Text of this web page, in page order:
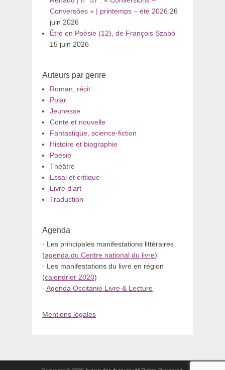
Conversões » | printemps – été 2026 26
juin 2026
Être en Poésie (12), de François Szabó
15 juin 2026
Auteurs par genre
Roman, récit
Polar
Jeunesse
Conte et nouvelle
Fantastique, science-fiction
Histoire et biographie
Poésie
Théâtre
Essai et critique
Livre d’art
Traduction
Agenda
- Les principales manifestations littéraires
(agenda du Centre national du livre)
- Les manifestations du livre en région
(calendrier 2020)
- Agenda Occitanie Livre & Lecture
Mentions légales